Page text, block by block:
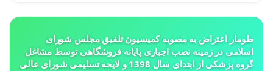
طومار اعتراض به مصوبه کمیسیون تلفیق مجلس شورای
اسلامی در زمینه نصب اجباری پایانه فروشگاهی توسط مشاغل
گروه پزشکی از ابتدای سال 1398 و لایحه تسلیمی شورای عالی